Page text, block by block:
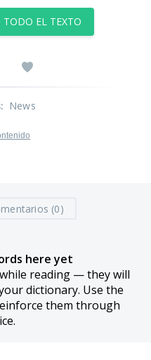
EL TEXTO
: News
(0)
here yet
reading — they will
dictionary. Use the
them through